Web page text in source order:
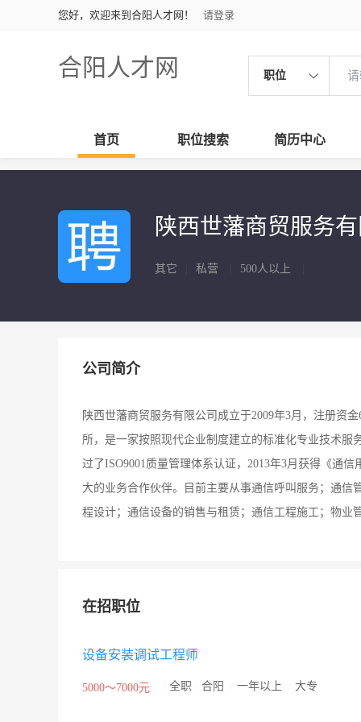
您好，欢迎来到合阳人才网！ 请登录
合阳人才网 职位
首页 职位搜索 简历中心
陕西世藩商贸服务
其它 私营 500人以上
公司简介
陕西世藩商贸服务有限公司成立于2009年3月，注册资
所，是一家按照现代企业制度建立的标准化专业技术服
过了ISO9001质量管理体系认证，2013年3月获得《通
大的业务合作伙伴。目前主要从事通信呼叫服务；通
程设计；通信设备的销售与租赁；通信工程施工；物业
在招职位
设备安装调试工程师
5000～7000元 全职 合阳 一年以上 大专